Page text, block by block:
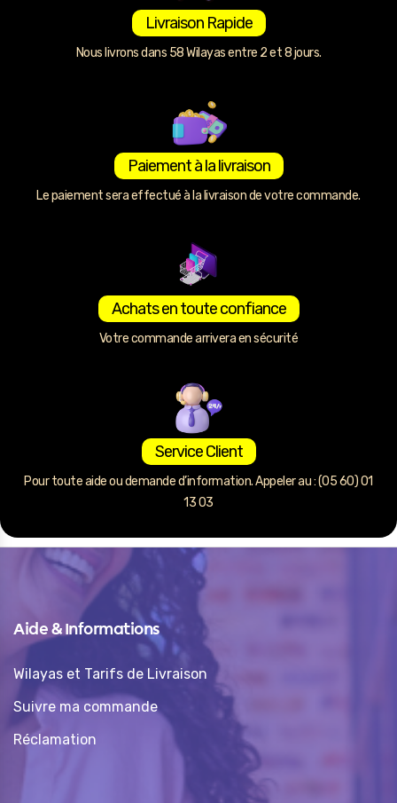
Livraison Rapide
Nous livrons dans 58 Wilayas entre 2 et 8 jours.
Paiement à la livraison
Le paiement sera effectué à la livraison de votre commande.
Achats en toute confiance
Votre commande arrivera en sécurité
Service Client
Pour toute aide ou demande d’information. Appeler au : (05 60) 01
13 03
Aide & Informations
Wilayas et Tarifs de Livraison
Suivre ma commande
Réclamation